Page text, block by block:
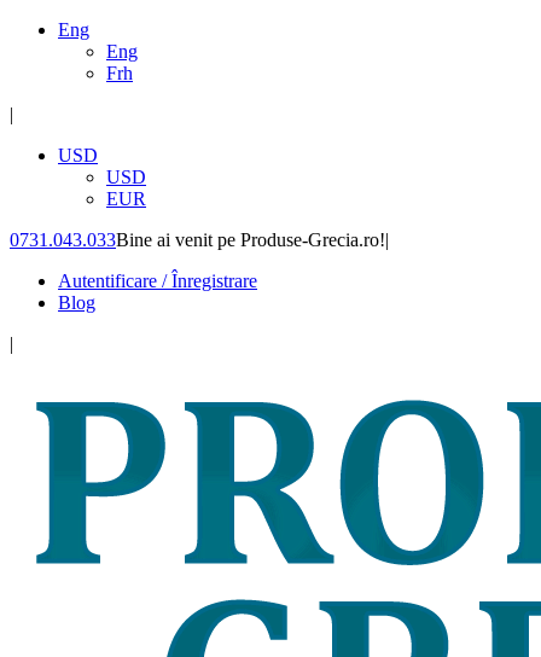
Eng
Eng
Frh
|
USD
USD
EUR
0731.043.033Bine ai venit pe Produse-Grecia.ro!|
Autentificare / Înregistrare
Blog
|